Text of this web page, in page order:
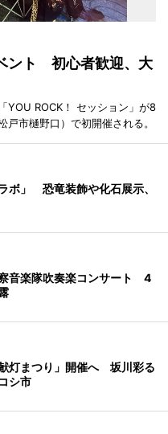
ント 初心者歓迎、大
YOU ROCK！ セッション」が8
市樋野口）で初開催される。
ボ」 恐竜装飾や化石展示、
音楽隊吹奏楽コンサート 4
灯まつり」開催へ 坂川彩る
シ市